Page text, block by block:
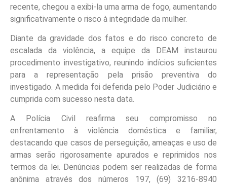
recente, chegou a exibi-la uma arma de fogo, aumentando
significativamente o risco à integridade da mulher.
Diante da gravidade dos fatos e do risco concreto de
escalada da violência, a equipe da DEAM instaurou
procedimento investigativo, reunindo indícios suficientes
para a representação pela prisão preventiva do
investigado. A medida foi deferida pelo Poder Judiciário e
cumprida com sucesso nesta data.
A Polícia Civil reafirma seu compromisso no
enfrentamento à violência doméstica e familiar,
destacando que casos de perseguição, ameaças e uso de
armas serão rigorosamente apurados e reprimidos nos
termos da lei. Denúncias podem ser realizadas de forma
anônima através dos números 197, (69) 3216-8940